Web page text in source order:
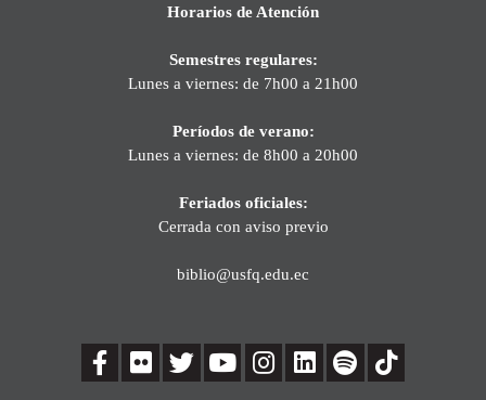
Horarios de Atención
Semestres regulares:
Lunes a viernes: de 7h00 a 21h00
Períodos de verano:
Lunes a viernes: de 8h00 a 20h00
Feriados oficiales:
Cerrada con aviso previo
biblio@usfq.edu.ec